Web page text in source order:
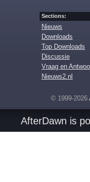
Sections:
Nieuws
Downloads
Top Downloads
Discussie
Vraag en
Nieuws2.nl
© 1999-2026
AfterDawn is